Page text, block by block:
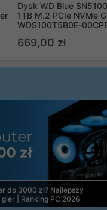
Dysk WD Blue
1TB M.2 PCIe NVMe
WDS100T5B0E-
669,00 zł
do 3000 zł? Najlepszy
| Ranking PC 2026